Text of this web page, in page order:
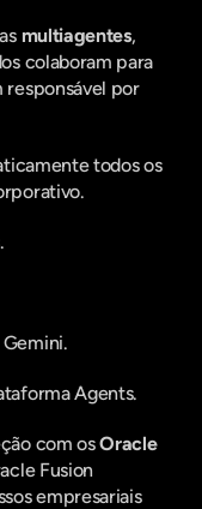
multiagentes,
colaboram para
responsável por
todos os
Agents.
com os Oracle
Fusion
empresariais